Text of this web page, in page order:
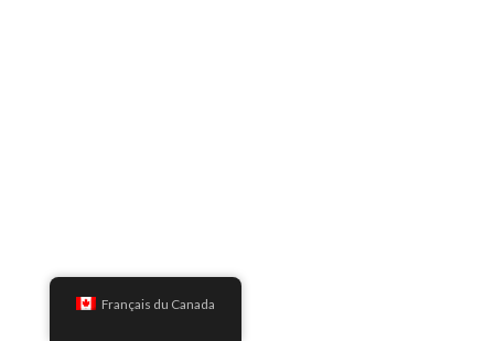
Français du Canada